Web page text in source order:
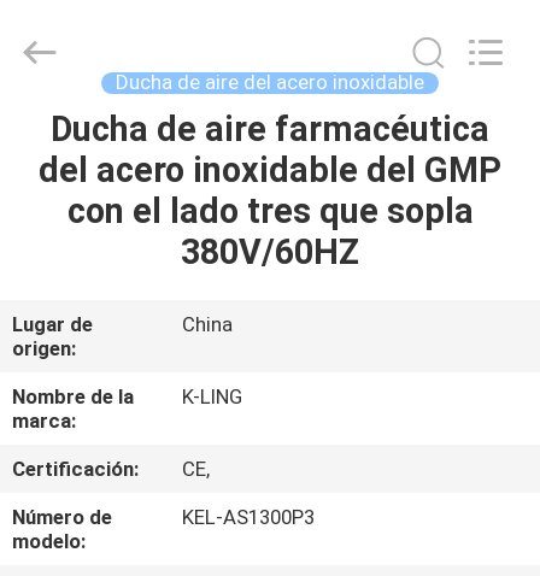
CASA
PRODUCTOS
SOBRE
NOSOTROS
RECORRIDO
POR
LA
Purification
Technology
Ducha de aire del acero inoxidable
Ducha de aire farmacéutica
del acero inoxidable del GMP
con el lado tres que sopla
380V/60HZ
Lugar de
origen:
China
Nombre de la
marca:
K-LING
Certificación:
CE,
Número de
modelo:
KEL-AS1300P3